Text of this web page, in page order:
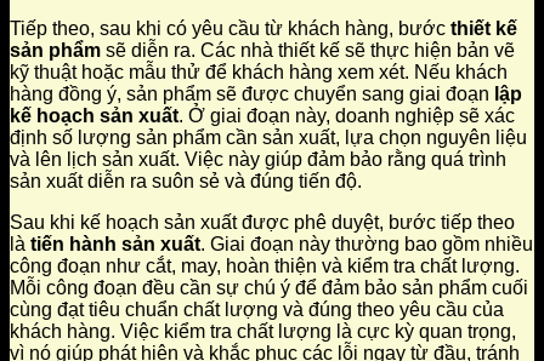
Tiếp theo, sau khi có yêu cầu từ khách hàng, bước thiết kế
sản phẩm sẽ diễn ra. Các nhà thiết kế sẽ thực hiện bản vẽ
kỹ thuật hoặc mẫu thử để khách hàng xem xét. Nếu khách
hàng đồng ý, sản phẩm sẽ được chuyển sang giai đoạn lập
kế hoạch sản xuất. Ở giai đoạn này, doanh nghiệp sẽ xác
định số lượng sản phẩm cần sản xuất, lựa chọn nguyên liệu
và lên lịch sản xuất. Việc này giúp đảm bảo rằng quá trình
sản xuất diễn ra suôn sẻ và đúng tiến độ.
Sau khi kế hoạch sản xuất được phê duyệt, bước tiếp theo
là tiến hành sản xuất. Giai đoạn này thường bao gồm nhiều
công đoạn như cắt, may, hoàn thiện và kiểm tra chất lượng.
Mỗi công đoạn đều cần sự chú ý để đảm bảo sản phẩm cuối
cùng đạt tiêu chuẩn chất lượng và đúng theo yêu cầu của
khách hàng. Việc kiểm tra chất lượng là cực kỳ quan trọng,
vì nó giúp phát hiện và khắc phục các lỗi ngay từ đầu, tránh